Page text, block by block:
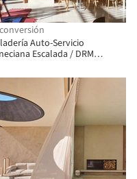
Auto-Servicio
Escalada / DRM